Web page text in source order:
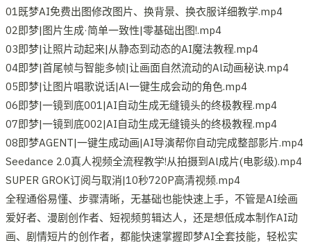
01既梦AI免费出图修改图片、换背景、换衣服详细教学.mp4
02即梦|图片生成·简单一致性|零基础出图!.mp4
03即梦|让照片动起来|从静态到动态的AI魔法教程.mp4
04即梦|首尾帧与智能多帧|让画面自然流动的Al动画秘诀.mp4
05即梦|让图片唱歌说话|Al一键生成会动的角色.mp4
06即梦|一镜到底001|AI自动生成无缝镜头的终极教程.mp4
07即梦|一镜到底002|AI自动生成无缝镜头的终极教程.mp4
08即梦AGENT|一键生成动画|AI导演帮你自动完成整部影片.mp4
Seedance 2.0真人视频全流程教学!从拍摄到Al成片(电影级).mp4
SUPER GROK订阅与取消|10秒720P高清视频.mp4
全程通俗易懂、步骤清晰，无基础也能快速上手，不管是AI绘画
爱好者、漫剧创作者、短视频剪辑达人，还是想低成本制作AI动
画、剧情短片的创作者，都能快速掌握即梦AI全套技能，轻松实